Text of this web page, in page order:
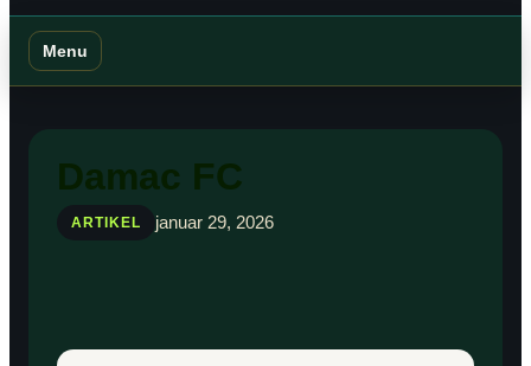
Menu
Damac FC
ARTIKEL januar 29, 2026